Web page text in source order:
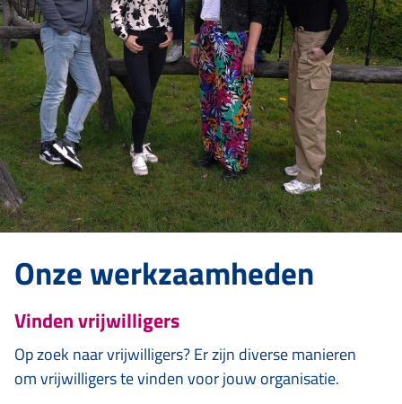
Onze werkzaamheden
Vinden vrijwilligers
Op zoek naar vrijwilligers? Er zijn diverse manieren
om vrijwilligers te vinden voor jouw organisatie.